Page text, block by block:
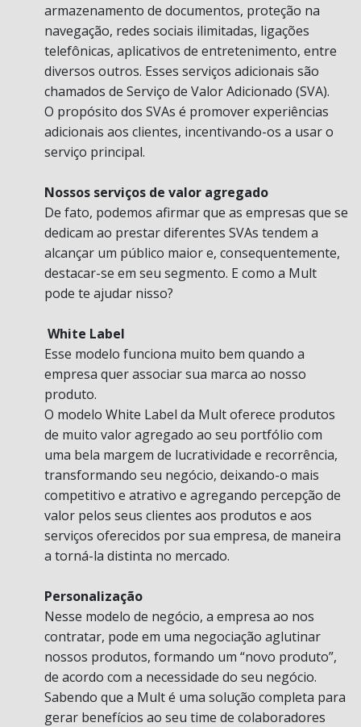
armazenamento de documentos, proteção na
navegação, redes sociais ilimitadas, ligações
telefônicas, aplicativos de entretenimento, entre
diversos outros. Esses serviços adicionais são
chamados de Serviço de Valor Adicionado (SVA).
O propósito dos SVAs é promover experiências
adicionais aos clientes, incentivando-os a usar o
serviço principal.
Nossos serviços de valor agregado
De fato, podemos afirmar que as empresas que se
dedicam ao prestar diferentes SVAs tendem a
alcançar um público maior e, consequentemente,
destacar-se em seu segmento. E como a Mult
pode te ajudar nisso?
White Label
Esse modelo funciona muito bem quando a
empresa quer associar sua marca ao nosso
produto.
O modelo White Label da Mult oferece produtos
de muito valor agregado ao seu portfólio com
uma bela margem de lucratividade e recorrência,
transformando seu negócio, deixando-o mais
competitivo e atrativo e agregando percepção de
valor pelos seus clientes aos produtos e aos
serviços oferecidos por sua empresa, de maneira
a torná-la distinta no mercado.
Personalização
Nesse modelo de negócio, a empresa ao nos
contratar, pode em uma negociação aglutinar
nossos produtos, formando um “novo produto”,
de acordo com a necessidade do seu negócio.
Sabendo que a Mult é uma solução completa para
gerar benefícios ao seu time de colaboradores